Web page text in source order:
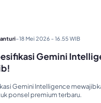
-18 Mei 2026 - 16.55 WIB
Gemini
Gemini Intelligence
ponsel premium terbaru.